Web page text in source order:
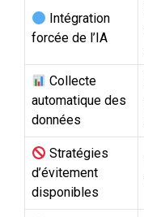
Intégration
forcée de l’IA
Collecte
automatique des
données
Stratégies
d’évitement
disponibles